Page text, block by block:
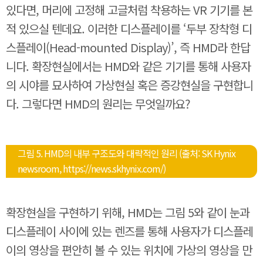
있다면, 머리에 고정해 고글처럼 착용하는 VR 기기를 본
적 있으실 텐데요. 이러한 디스플레이를 ‘두부 장착형 디
스플레이(Head-mounted Display)’, 즉 HMD라 한답
니다. 확장현실에서는 HMD와 같은 기기를 통해 사용자
의 시야를 묘사하여 가상현실 혹은 증강현실을 구현합니
다. 그렇다면 HMD의 원리는 무엇일까요?
그림 5. HMD의 내부 구조도와 대략적인 원리 (출처: SK Hynix
newsroom, https://news.skhynix.com/)
확장현실을 구현하기 위해, HMD는 그림 5와 같이 눈과
디스플레이 사이에 있는 렌즈를 통해 사용자가 디스플레
이의 영상을 편안히 볼 수 있는 위치에 가상의 영상을 만